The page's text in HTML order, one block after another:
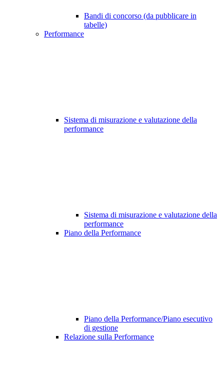
Bandi di concorso (da pubblicare in
tabelle)
Performance
Sistema di misurazione e valutazione della
performance
Sistema di misurazione e valutazione della
performance
Piano della Performance
Piano della Performance/Piano esecutivo
di gestione
Relazione sulla Performance